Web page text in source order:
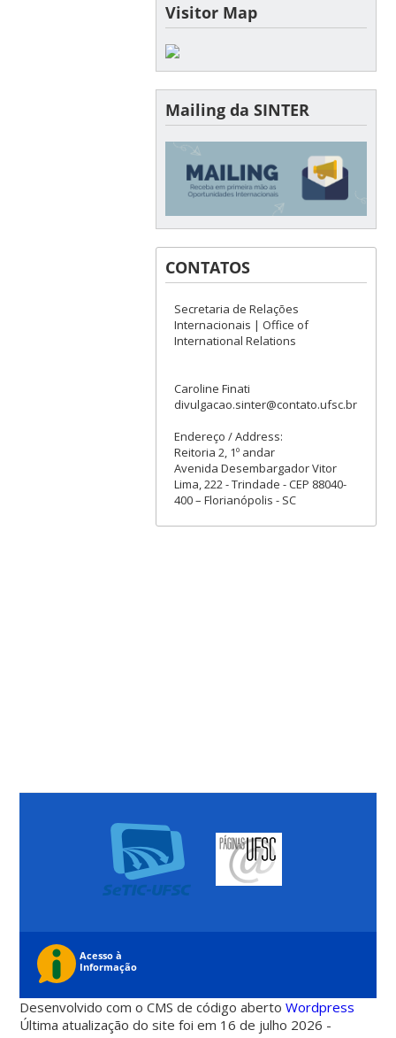
Visitor Map
Mailing da SINTER
CONTATOS
Secretaria de Relações
Internacionais | Office of
International Relations
Caroline Finati
divulgacao.sinter@contato.ufsc.br
Endereço / Address:
Reitoria 2, 1º andar
Avenida Desembargador Vitor
Lima, 222 - Trindade - CEP 88040-
400 – Florianópolis - SC
Desenvolvido com o CMS de código abertoWordpress
Última atualização do site foi em 16 de julho 2026 -